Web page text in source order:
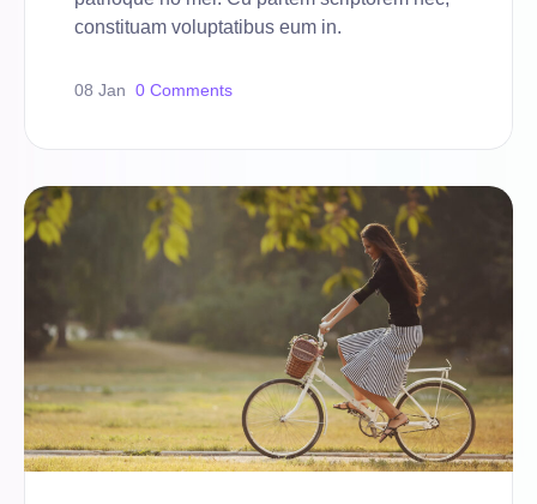
constituam voluptatibus eum in.
08 Jan 0 Comments